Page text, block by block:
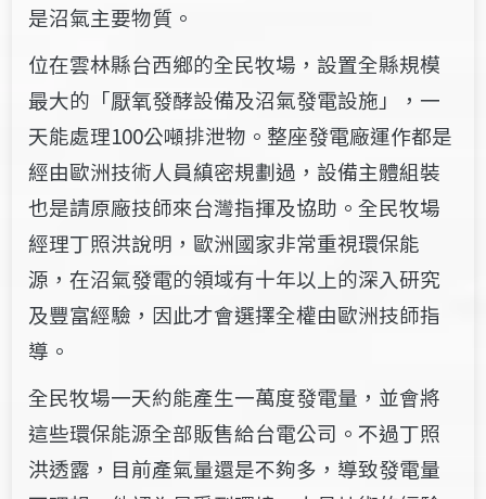
是沼氣主要物質。
位在雲林縣台西鄉的全民牧場，設置全縣規模
最大的「厭氧發酵設備及沼氣發電設施」，一
天能處理100公噸排泄物。整座發電廠運作都是
經由歐洲技術人員縝密規劃過，設備主體組裝
也是請原廠技師來台灣指揮及協助。全民牧場
經理丁照洪說明，歐洲國家非常重視環保能
源，在沼氣發電的領域有十年以上的深入研究
及豐富經驗，因此才會選擇全權由歐洲技師指
導。
全民牧場一天約能產生一萬度發電量，並會將
這些環保能源全部販售給台電公司。不過丁照
洪透露，目前產氣量還是不夠多，導致發電量